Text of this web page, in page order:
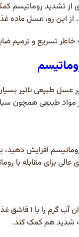
از تشدید روماتیسم
این رو، عسل ماده
تسريع و ترميم
تاثیر بسیاری
مواد طبیعی همچون
روماتیسم افزایش
برای مقابله با
شدید هم کمک کند.